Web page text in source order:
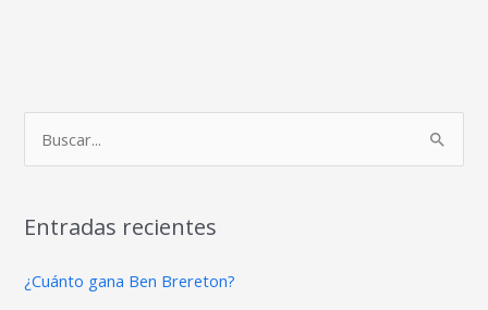
c
Entradas recientes
¿Cuánto gana Ben Brereton?